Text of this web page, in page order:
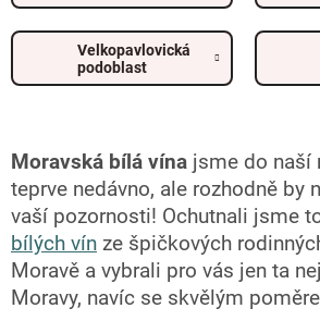
Moravská bílá vína jsme do naší
teprve nedávno, ale rozhodně by
vaší pozornosti! Ochutnali jsme
bílých vín ze špičkových
Moravě a vybrali pro vás jen ta
Moravy, navíc se skvělým
Velkopavlovická
podoblast